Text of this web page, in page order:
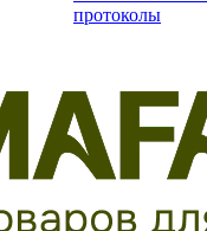
протоколы